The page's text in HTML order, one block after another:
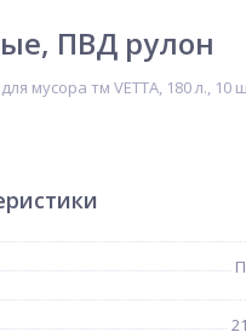
ПВД рулон
мусора тм VETTA, 180 л.,